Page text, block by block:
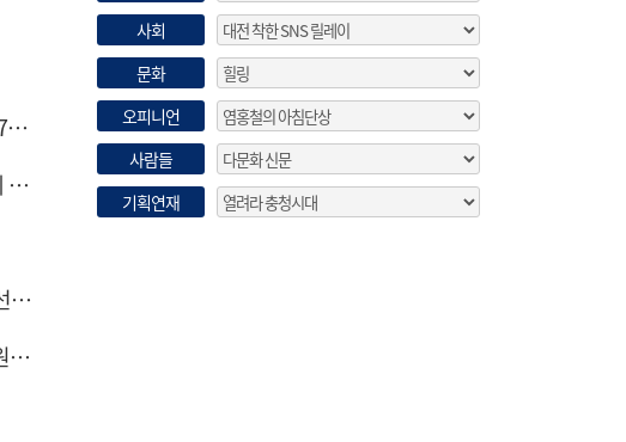
대전혁신센터, 대전창업허브 입주기업 7개사 모집
[교단만필] 더 쉽게 만드는 시대, 더 깊게 배우는 교육
극한 폭염 속 안전한 열차 운행을 위한 선로관리
한달째 '휴업' 대덕구의회…오는 10일 원구성 다시 돌입
사회
문화
오피니언
사람들
기획연재